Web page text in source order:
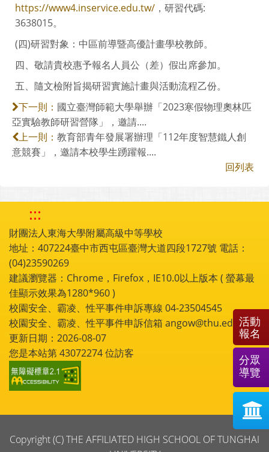
https://www4.inservice.edu.tw/ ，研習代碼:
3638015。
(四)研習對象：中區前導暨高優計畫學校教師。
四、敬請貴校惠予報名人員公（差）假出席參加。
五、隨文檢附旨揭研習實施計畫與活動流程乙份。
下一則： 國立臺灣師範大學舉辦「2023寒假物理奧林匹
亞實驗教師研習營隊」，邀請....
上一則： 教育部青年發展署辦理「112年度智慧鐵人創
意競賽」，邀請本校學生踴躍報....
回列表
:::
財團法人東海大學附屬高級中等學校
地址：407224臺中市西屯區臺灣大道四段1727號 電話：
(04)23590269
建議瀏覽器：Chrome，Firefox，IE10.0以上版本 ( 螢幕最
佳顯示效果為1280*960 )
校園安全、霸凌、性平事件申訴專線 04-23504545
校園安全、霸凌、性平事件申訴信箱 angow@thu.edu.tw
更新日期：2026-08-07
您是本站第43072274位訪客
Copyright (C) THE AFFILIATED HIGH SCHOOL OF TUNGHAI
活動
報名
分眾
導覽